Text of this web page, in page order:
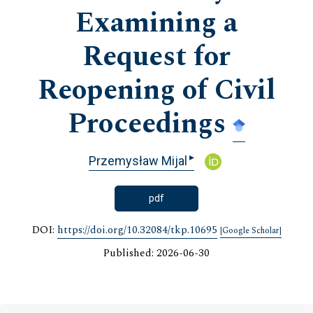
Examining a
Request for
Reopening of Civil
Proceedings
Przemysław Mijal ▸
pdf
DOI: https://doi.org/10.32084/tkp.10695 [Google Scholar]
Published: 2026-06-30